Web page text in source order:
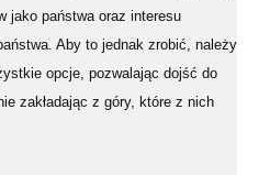
jako państwa oraz interesu
Aby to jednak zrobić, należy
opcje, pozwalając dojść do
zakładając z góry, które z nich